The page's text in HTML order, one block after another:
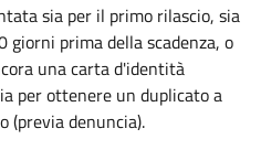
sia per il primo rilascio, sia
prima della scadenza, o
una carta d'identità
per ottenere un duplicato a
(previa denuncia).